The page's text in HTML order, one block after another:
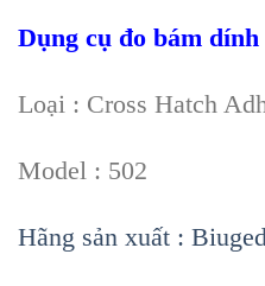
Dụng cụ đo bám dính
Loại : Cross Hatch
Model : 502
Hãng sản xuất : Biuged